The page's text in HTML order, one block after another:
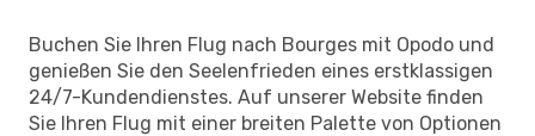
Buchen Sie Ihren Flug nach Bourges mit Opodo und
genießen Sie den Seelenfrieden eines erstklassigen
24/7-Kundendienstes. Auf unserer Website finden
Sie Ihren Flug mit einer breiten Palette von Optionen